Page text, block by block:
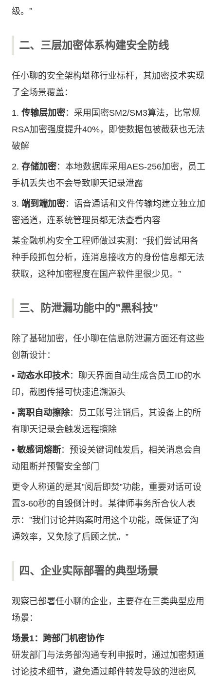
级。”
二、三层加密体系构建安全防线
任小聊的安全架构堪称行业标杆，其加密技术实现
了全场景覆盖：
1. 传输层加密：采用国密SM2/SM3算法，比常规
RSA加密强度提升40%，即使数据包被截获也无法
破解
2. 存储加密：本地数据库采用AES-256加密，员工
手机丢失也不会导致聊天记录泄露
3. 端到端加密：语音通话和文件传输均建立独立加
密通道，连系统管理员都无法查看内容
某金融机构安全工程师做过实测：”我们尝试用各
种手段抓包分析，连消息接收方的身份信息都无法
获取，这种加密程度在国产软件里很少见。”
三、防泄漏功能中的”黑科技”
除了基础加密，任小聊在信息防泄漏方面还有这些
创新设计：
• 动态水印技术：聊天界面自动生成含员工ID的水
印，截图传播可快速追溯源头
• 离职自动擦除：员工账号注销后，其设备上的所
有聊天记录会触发远程擦除
• 敏感词熔断：预设关键词触发后，相关消息会自
动阻断并预警安全部门
更令人称道的是其”阅后即焚”功能，重要对话可设
置3-60秒的自毁倒计时。某律师事务所合伙人表
示：”我们讨论并购案时用这个功能，既保证了沟
通效率，又免除了后顾之忧。”
四、企业实际部署的典型场景
观察已部署任小聊的企业，主要存在三类典型应用
场景：
场景1：跨部门机密协作
研发部门与法务部沟通专利申报时，通过加密频道
讨论技术细节，避免通过邮件转发导致的泄密风